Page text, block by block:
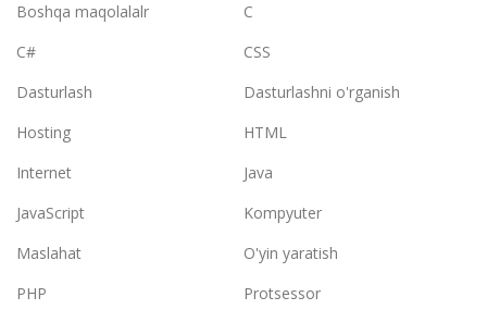
Boshqa maqolalalr
C
C#
CSS
Dasturlash
Dasturlashni o'rganish
Hosting
HTML
Internet
Java
JavaScript
Kompyuter
Maslahat
O'yin yaratish
PHP
Protsessor